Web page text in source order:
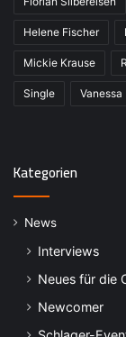
Helene Fischer
Mickie Krause
Single Vanessa
Kategorien
News
Interviews
Neues für die
Newcomer